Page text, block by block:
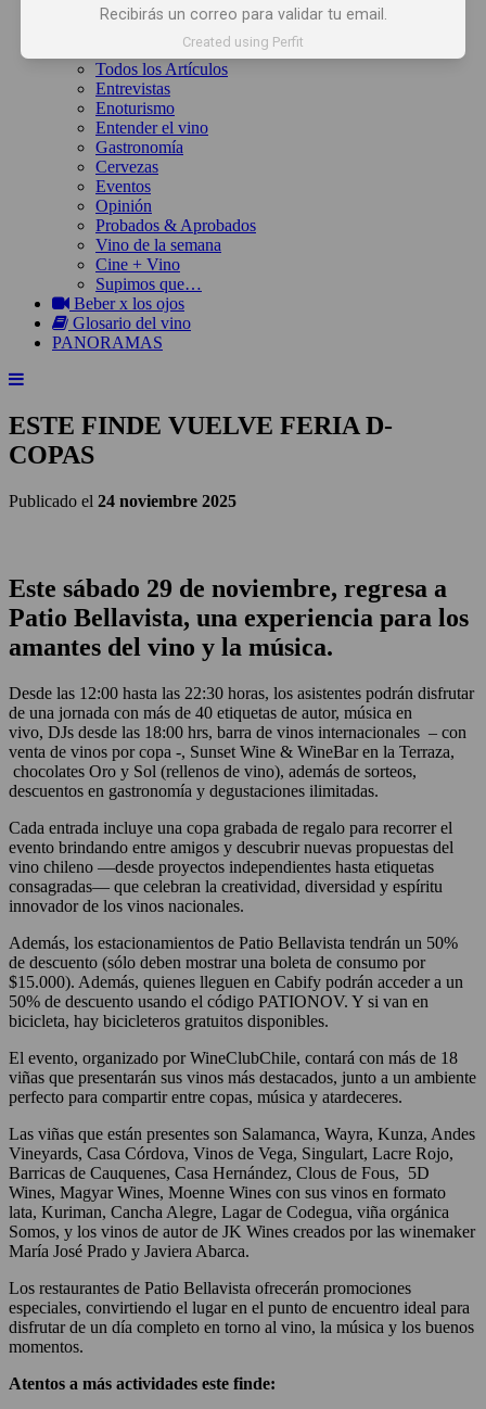
Inicio
Todos los Artículos
Entrevistas
Enoturismo
Entender el vino
Gastronomía
Cervezas
Eventos
Opinión
Probados & Aprobados
Vino de la semana
Cine + Vino
Supimos que…
Beber x los ojos
Glosario del vino
PANORAMAS
ESTE FINDE VUELVE FERIA D-
COPAS
Publicado el 24 noviembre 2025
Este sábado 29 de noviembre, regresa a
Patio Bellavista, una experiencia para los
amantes del vino y la música.
Desde las 12:00 hasta las 22:30 horas, los asistentes podrán disfrutar
de una jornada con más de 40 etiquetas de autor, música en
vivo, DJs desde las 18:00 hrs, barra de vinos internacionales – con
venta de vinos por copa -, Sunset Wine & WineBar en la Terraza,
chocolates Oro y Sol (rellenos de vino), además de sorteos,
descuentos en gastronomía y degustaciones ilimitadas.
Cada entrada incluye una copa grabada de regalo para recorrer el
evento brindando entre amigos y descubrir nuevas propuestas del
vino chileno —desde proyectos independientes hasta etiquetas
consagradas— que celebran la creatividad, diversidad y espíritu
innovador de los vinos nacionales.
Además, los estacionamientos de Patio Bellavista tendrán un 50%
de descuento (sólo deben mostrar una boleta de consumo por
$15.000). Además, quienes lleguen en Cabify podrán acceder a un
50% de descuento usando el código PATIONOV. Y si van en
bicicleta, hay bicicleteros gratuitos disponibles.
El evento, organizado por WineClubChile, contará con más de 18
viñas que presentarán sus vinos más destacados, junto a un ambiente
perfecto para compartir entre copas, música y atardeceres.
Las viñas que están presentes son Salamanca, Wayra, Kunza, Andes
Vineyards, Casa Córdova, Vinos de Vega, Singulart, Lacre Rojo,
Barricas de Cauquenes, Casa Hernández, Clous de Fous, 5D
Wines, Magyar Wines, Moenne Wines con sus vinos en formato
lata, Kuriman, Cancha Alegre, Lagar de Codegua, viña orgánica
Somos, y los vinos de autor de JK Wines creados por las winemaker
María José Prado y Javiera Abarca.
Los restaurantes de Patio Bellavista ofrecerán promociones
especiales, convirtiendo el lugar en el punto de encuentro ideal para
disfrutar de un día completo en torno al vino, la música y los buenos
momentos.
Atentos a más actividades este finde:
Recibirás un correo para validar tu email.
Created using Perfit